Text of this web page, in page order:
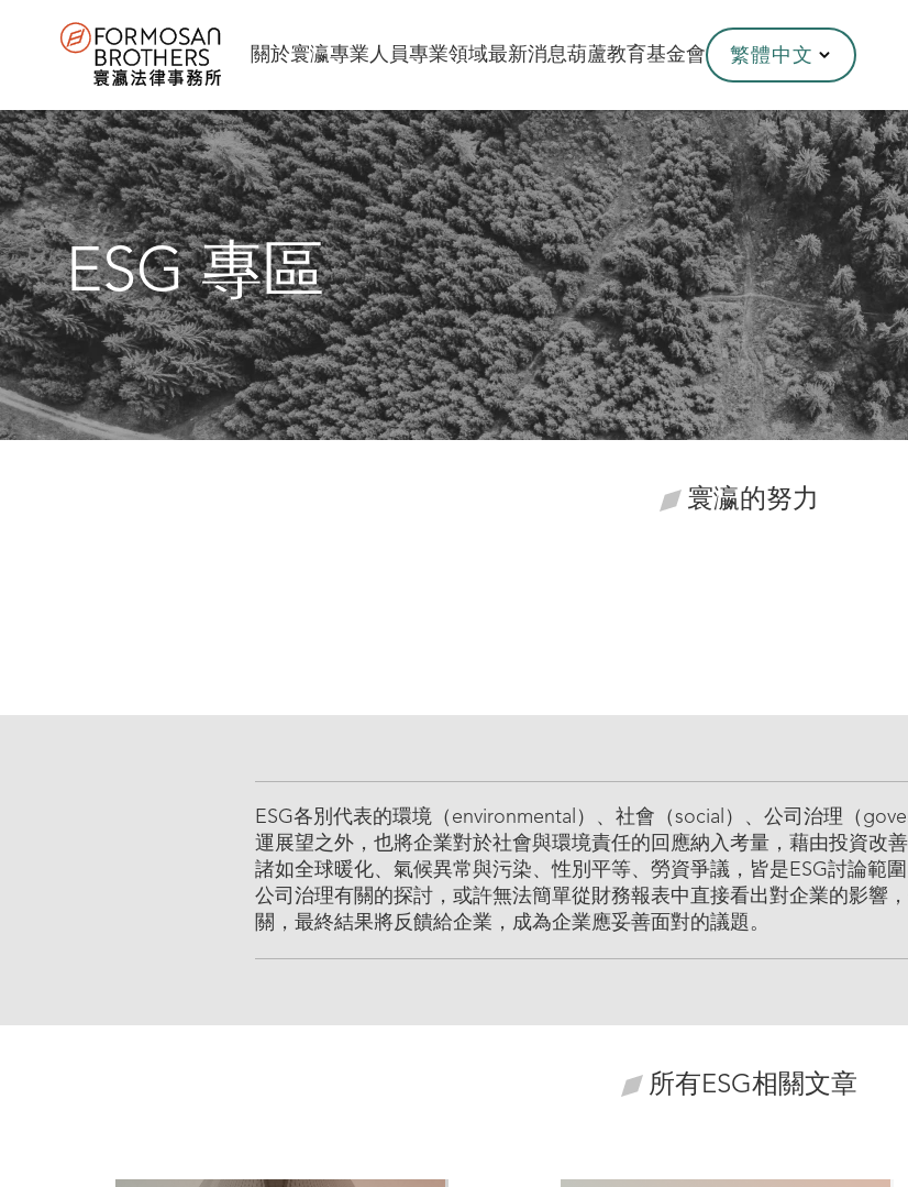
關於寰瀛專業人員專業領域最新消息葫蘆教育基金會 繁體中文
ESG 專區
寰瀛的努力
ESG各別代表的環境（environmental）、社會（social）、公司治理（
運展望之外，也將企業對於社會與環境責任的回應納入考量，藉由投資改
諸如全球暖化、氣候異常與污染、性別平等、勞資爭議，皆是ESG討論範
公司治理有關的探討，或許無法簡單從財務報表中直接看出對企業的影響
關，最終結果將反饋給企業，成為企業應妥善面對的議題。
所有ESG相關文章